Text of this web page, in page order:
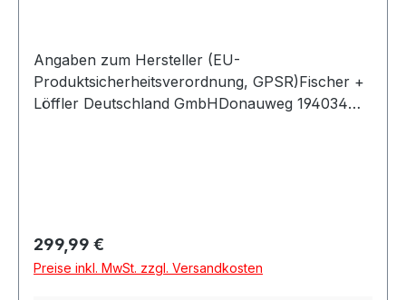
Angaben zum Hersteller (EU-
Produktsicherheitsverordnung, GPSR)Fischer +
Löffler Deutschland GmbHDonauweg 194034
Regulärer Preis:
299,99 €
Preise inkl. MwSt. zzgl. Versandkosten